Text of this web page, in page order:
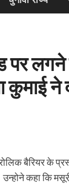
20 लाख की कमाई
तेज
की महिला
पर
कुमाई ने
बैरियर के
उन्होने कहा कि